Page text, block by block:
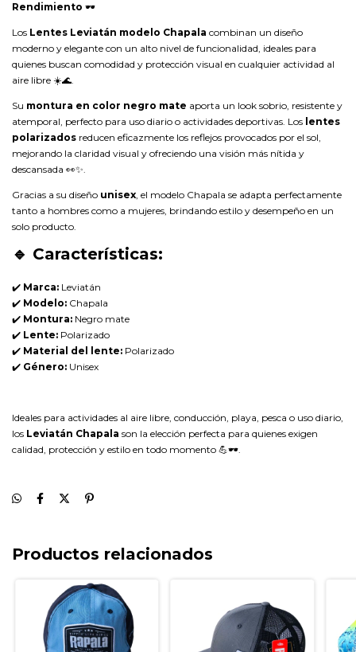
Rendimiento 🕶️
Los Lentes Leviatán modelo Chapala combinan un diseño
moderno y elegante con un alto nivel de funcionalidad, ideales para
quienes buscan comodidad y protección visual en cualquier actividad al
aire libre ☀️🌊.
Su montura en color negro mate aporta un look sobrio, resistente y
atemporal, perfecto para uso diario o actividades deportivas. Los lentes
polarizados reducen eficazmente los reflejos provocados por el sol,
mejorando la claridad visual y ofreciendo una visión más nítida y
descansada 👀✨.
Gracias a su diseño unisex, el modelo Chapala se adapta perfectamente
tanto a hombres como a mujeres, brindando estilo y desempeño en un
solo producto.
🔹 Características:
✔️ Marca: Leviatán
✔️ Modelo: Chapala
✔️ Montura: Negro mate
✔️ Lente: Polarizado
✔️ Material del lente: Polarizado
✔️ Género: Unisex
Ideales para actividades al aire libre, conducción, playa, pesca o uso diario,
los Leviatán Chapala son la elección perfecta para quienes exigen
calidad, protección y estilo en todo momento 💪🕶️.
Productos relacionados